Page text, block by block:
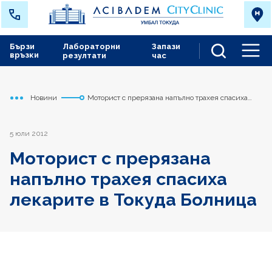
Лабораторни
резултати
Запази
час
Бързи
връзки
Начало
Токуда
Новини
Моторист с прерязана напълно трахея спасиха
5 юли 2012
Моторист с прерязана
напълно трахея спасиха
лекарите в Токуда Болница